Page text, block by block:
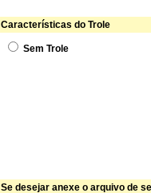
Características do Trole
Sem Trole
Se desejar anexe o arquivo de